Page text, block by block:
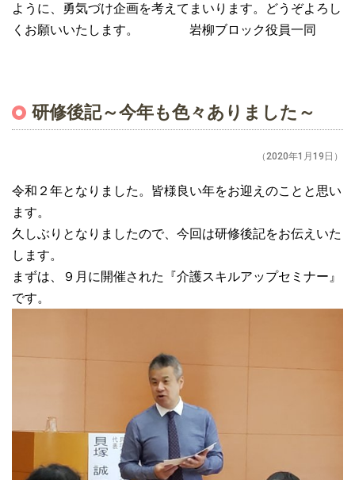
ように、勇気づけ企画を考えてまいります。どうぞよろし
くお願いいたします。 岩柳ブロック役員一同
研修後記～今年も色々ありました～
（2020年1月19日）
令和２年となりました。皆様良い年をお迎えのことと思い
ます。
久しぶりとなりましたので、今回は研修後記をお伝えいた
します。
まずは、９月に開催された『介護スキルアップセミナー』
です。